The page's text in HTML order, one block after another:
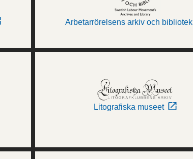
Arbetarrörelsens arkiv och bibliotek
Litografiska museet